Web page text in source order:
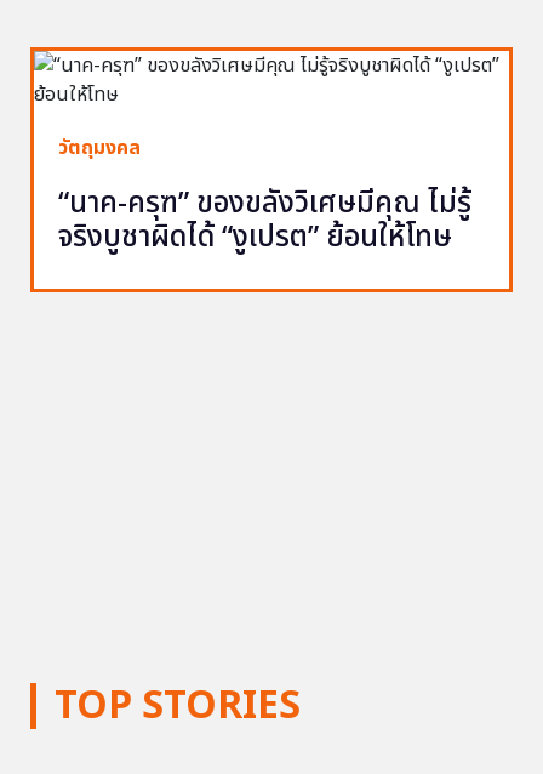
TOP STORIES
วัตถุมงคล
“นาค-ครุฑ” ของขลังวิเศษมีคุณ ไม่รู้
จริงบูชาผิดได้ “งูเปรต” ย้อนให้โทษ